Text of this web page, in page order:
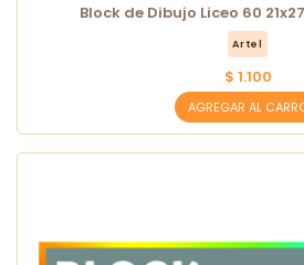
Block de Dibujo Liceo 60
Artel
$ 1.100
AGREGAR AL